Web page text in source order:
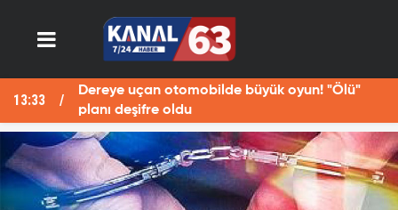
13:33
Dereye uçan otomobilde büyük oyun! "Ölü"
planı deşifre oldu